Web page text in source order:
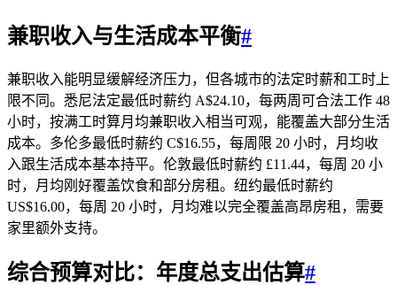
兼职收入与生活成本平衡#
兼职收入能明显缓解经济压力，但各城市的法定时薪和工时上
限不同。悉尼法定最低时薪约 A$24.10，每两周可合法工作 48
小时，按满工时算月均兼职收入相当可观，能覆盖大部分生活
成本。多伦多最低时薪约 C$16.55，每周限 20 小时，月均收
入跟生活成本基本持平。伦敦最低时薪约 £11.44，每周 20 小
时，月均刚好覆盖饮食和部分房租。纽约最低时薪约
US$16.00，每周 20 小时，月均难以完全覆盖高昂房租，需要
家里额外支持。
综合预算对比：年度总支出估算#